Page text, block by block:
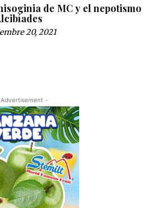
de MC y el nepotismo
20, 2021
-